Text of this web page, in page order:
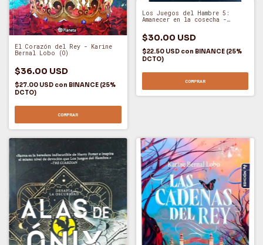
El Corazón del Rey - Karine
Bernal Lobo (O)
$36.00 USD
$27.00 USD con BINANCE (25%
DCTO)
COMPRAR
Los Juegos del Hambre 5:
Amanecer en la cosecha -
$30.00 USD
$22.50 USD con BINANCE (25%
DCTO)
COMPRAR